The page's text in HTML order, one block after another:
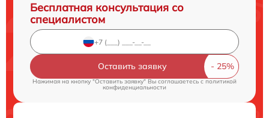
Бесплатная консультация со
специалистом
Оставить заявку
Нажимая на кнопку "Оставить заявку" Вы соглашаетесь c политикой
конфиденциальности